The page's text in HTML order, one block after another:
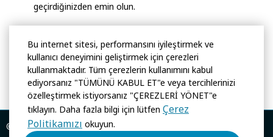
Bu internet sitesi, performansını iyileştirmek ve
kullanıcı deneyimini geliştirmek için çerezleri
kullanmaktadır. Tüm çerezlerin kullanımını kabul
ediyorsanız "TÜMÜNÜ KABUL ET"e veya tercihlerinizi
özelleştirmek istiyorsanız "ÇEREZLERİ YÖNET"e
tıklayın. Daha fazla bilgi için lütfen Çerez
Politikamızı okuyun.
geçirdiğinizden emin olun.
© Yeni Dalga